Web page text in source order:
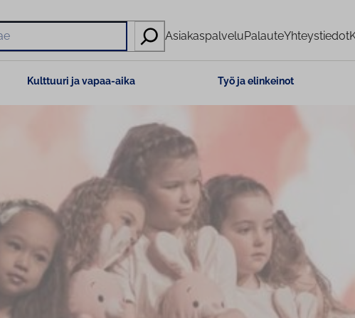
AsiakaspalveluPalauteYhteystiedot
Kulttuuri ja vapaa-aika Työ ja elinkeinot